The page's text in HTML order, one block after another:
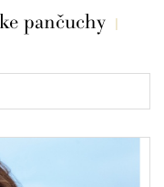
pančuchy